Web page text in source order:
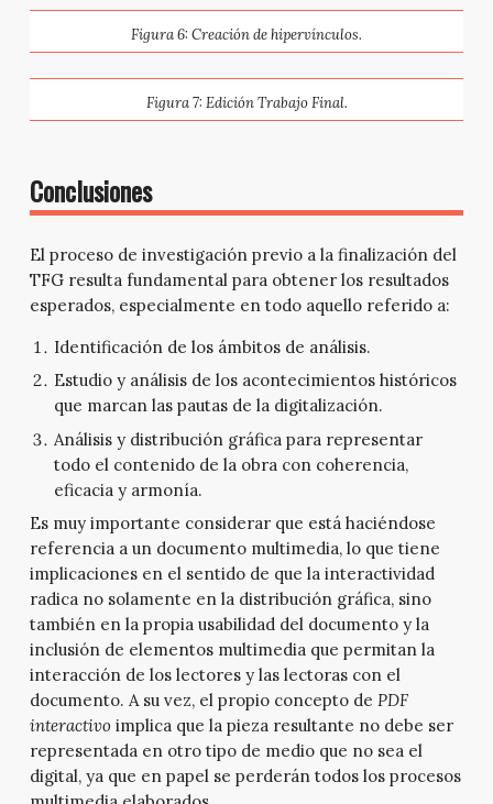
Figura 6: Creación de hipervínculos.
Figura 7: Edición Trabajo Final.
Conclusiones
El proceso de investigación previo a la finalización del
TFG resulta fundamental para obtener los resultados
esperados, especialmente en todo aquello referido a:
Identificación de los ámbitos de análisis.
Estudio y análisis de los acontecimientos históricos
que marcan las pautas de la digitalización.
Análisis y distribución gráfica para representar
todo el contenido de la obra con coherencia,
eficacia y armonía.
Es muy importante considerar que está haciéndose
referencia a un documento multimedia, lo que tiene
implicaciones en el sentido de que la interactividad
radica no solamente en la distribución gráfica, sino
también en la propia usabilidad del documento y la
inclusión de elementos multimedia que permitan la
interacción de los lectores y las lectoras con el
documento. A su vez, el propio concepto de PDF
interactivoimplica que la pieza resultante no debe ser
representada en otro tipo de medio que no sea el
digital, ya que en papel se perderán todos los procesos